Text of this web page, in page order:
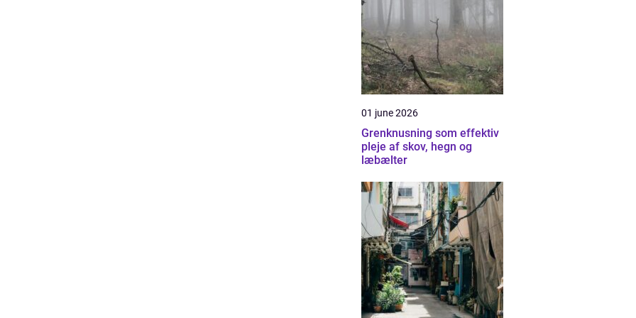
01 june 2026
Grenknusning som effektiv
pleje af skov, hegn og
læbælter